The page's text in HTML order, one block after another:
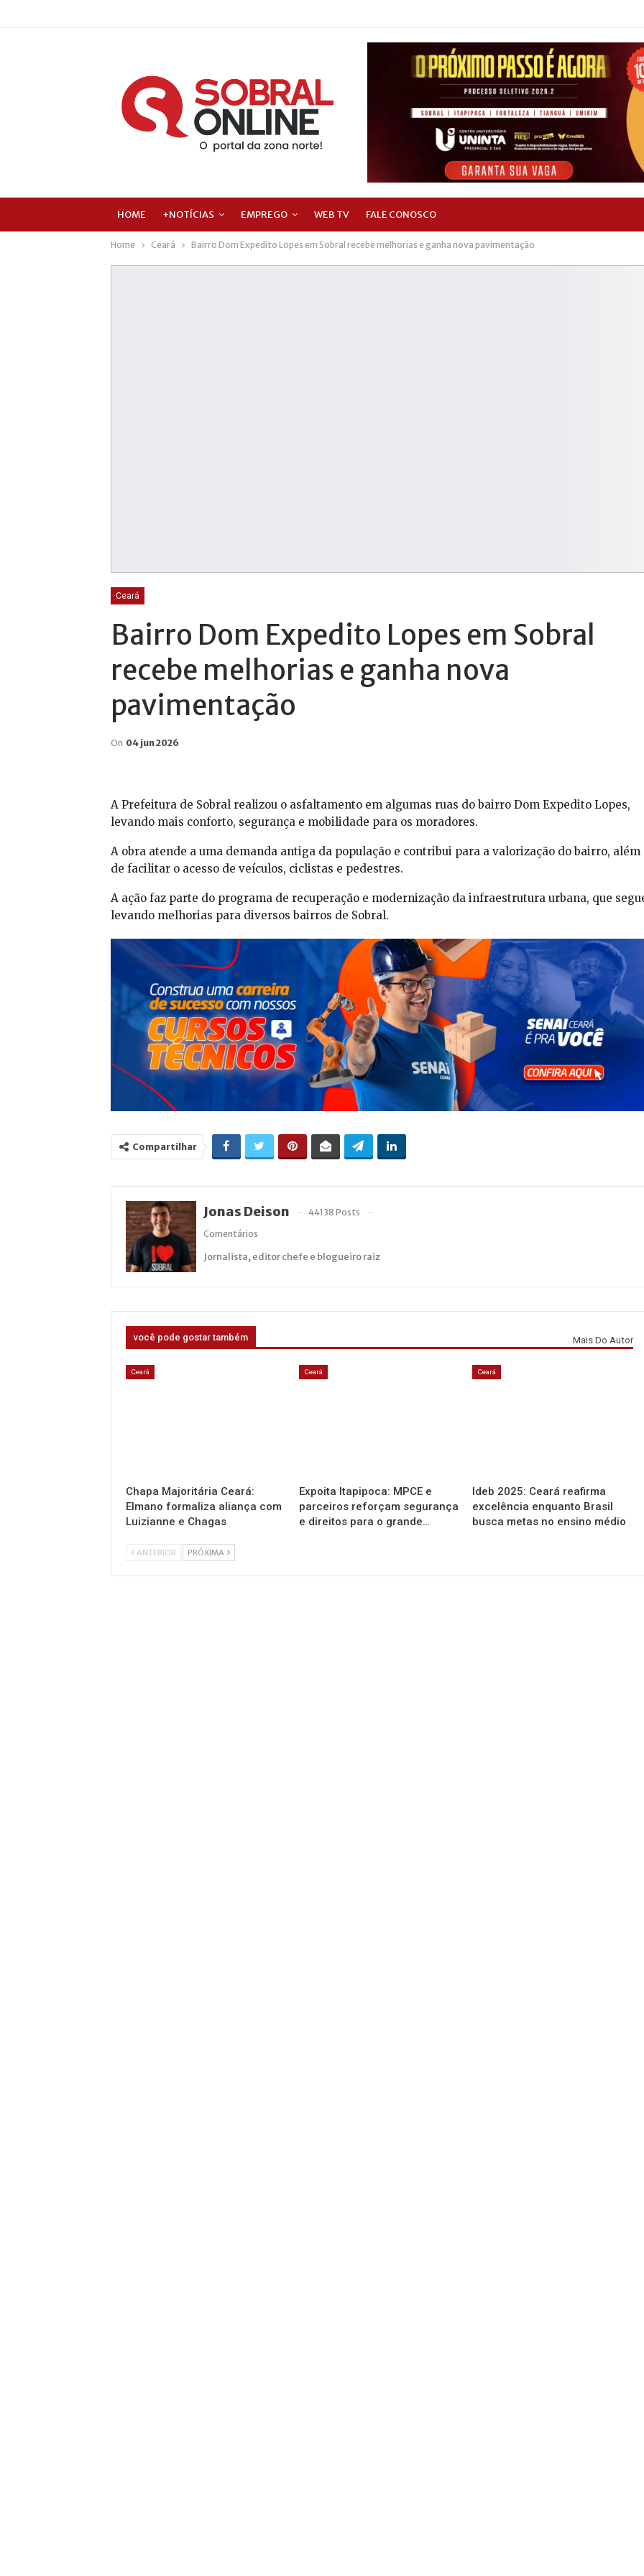
HOME +NOTÍCIAS EMPREGO WEB TV FALE CONOSCO
Home Ceará Bairro Dom Expedito Lopes em Sobral recebe melhorias e ganha nova pavimentação
Ceará
Bairro Dom Expedito Lopes em Sobral
recebe melhorias e ganha nova
pavimentação
On 04 jun 2026
A Prefeitura de Sobral realizou o asfaltamento em algumas ruas do bairro Dom Expedito Lopes,
levando mais conforto, segurança e mobilidade para os moradores.
A obra atende a uma demanda antiga da população e contribui para a valorização do bairro, além
de facilitar o acesso de veículos, ciclistas e pedestres.
A ação faz parte do programa de recuperação e modernização da infraestrutura urbana, que
levando melhorias para diversos bairros de Sobral.
Compartilhar
Jonas Deison
44138 Posts
Comentários
Jornalista, editor chefe e blogueiro raiz
você pode gostar também Mais Do Autor
Ceará
Chapa Majoritária Ceará:
Elmano formaliza aliança com
Luizianne e Chagas
Ceará
Expoita Itapipoca: MPCE e
parceiros reforçam segurança
e direitos para o grande…
Ceará
Ideb 2025: Ceará reafirma
excelência enquanto Brasil
busca metas no ensino médio
ANTERIOR PRÓXIMA